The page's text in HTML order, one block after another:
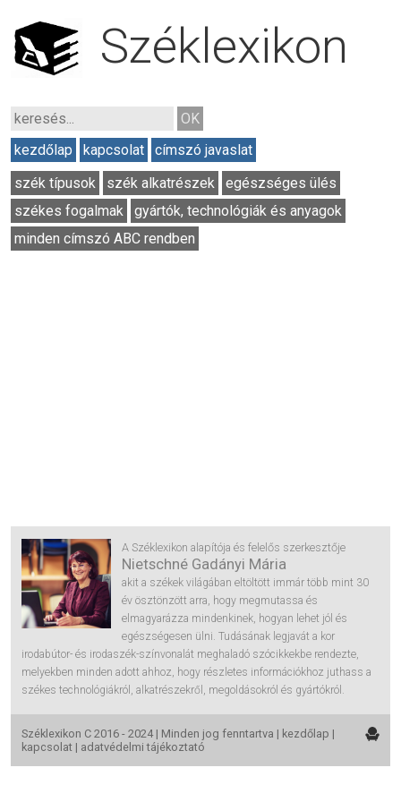
Széklexikon
kezdőlap kapcsolat
címszó javaslat
szék típusok
szék alkatrészek
egészséges ülés
székes fogalmak
gyártók, technológiák és anyagok
minden címszó ABC rendben
A Széklexikon alapítója és felelős szerkesztője
Nietschné Gadányi Mária
akit a székek világában eltöltött immár több mint 30
év ösztönzött arra, hogy megmutassa és
elmagyarázza mindenkinek, hogyan lehet jól és
egészségesen ülni. Tudásának legjavát a kor
irodabútor- és irodaszék-színvonalát meghaladó szócikkekbe rendezte,
melyekben minden adott ahhoz, hogy részletes információkhoz juthass a
székes technológiákról, alkatrészekről, megoldásokról és gyártókról.
Széklexikon C 2016 - 2024 | Minden jog fenntartva | kezdőlap |
kapcsolat | adatvédelmi tájékoztató